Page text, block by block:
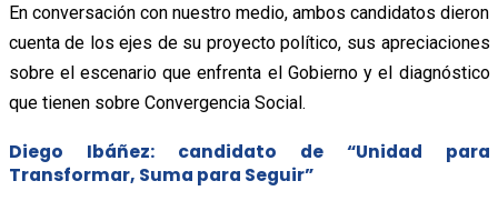
En conversación con nuestro medio, ambos candidatos dieron
cuenta de los ejes de su proyecto político, sus apreciaciones
sobre el escenario que enfrenta el Gobierno y el diagnóstico
que tienen sobre Convergencia Social.
Diego Ibáñez: candidato de “Unidad para
Transformar, Suma para Seguir”